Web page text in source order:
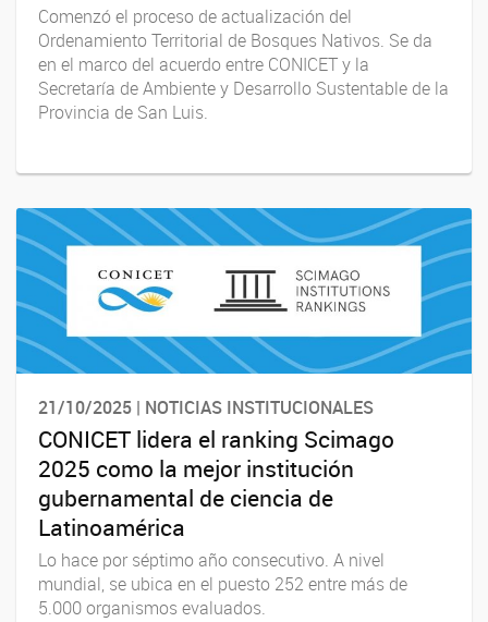
Comenzó el proceso de actualización del
Ordenamiento Territorial de Bosques Nativos. Se da
en el marco del acuerdo entre CONICET y la
Secretaría de Ambiente y Desarrollo Sustentable de la
Provincia de San Luis.
21/10/2025 | NOTICIAS INSTITUCIONALES
CONICET lidera el ranking Scimago
2025 como la mejor institución
gubernamental de ciencia de
Latinoamérica
Lo hace por séptimo año consecutivo. A nivel
mundial, se ubica en el puesto 252 entre más de
5.000 organismos evaluados.